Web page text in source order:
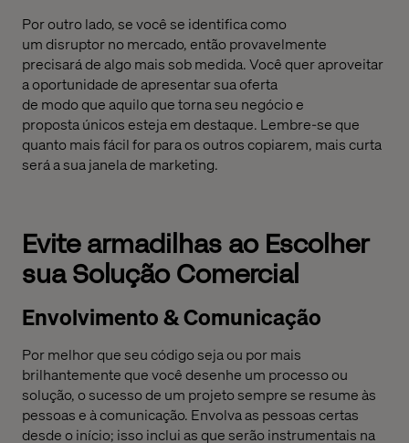
Por outro lado, se você se identificacomo
umdisruptorno mercado, então provavelmente
precisaráde algo mais sob medida. Você quer aproveitar
a oportunidade de apresentar sua oferta
de modoqueaquilo quetorna seu negócioe
propostaúnicos esteja em destaque. Lembre-se que
quanto mais fácil for para os outroscopiarem, mais curta
será a sua janela de marketing.
Evite armadilhas ao Escolher
sua Solução Comercial
Envolvimento & Comunicação
Por melhor queseu códigosejaou por mais
brilhantemente que vocêdesenhe um processo ou
solução, o sucesso de um projeto sempre se resume às
pessoas e à comunicação. Envolva as pessoas certas
desde o início; isso incluiasque serão instrumentais na